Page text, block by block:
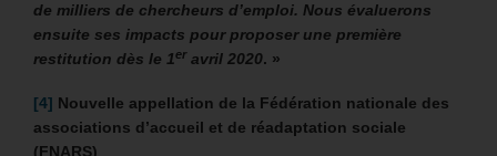
de milliers de chercheurs d’emploi. Nous évaluerons
ensuite ses impacts pour proposer une première
restitution dès le 1eravril 2020. »
[4] Nouvelle appellation de la Fédération nationale des
associations d’accueil et de réadaptation sociale
(FNARS)